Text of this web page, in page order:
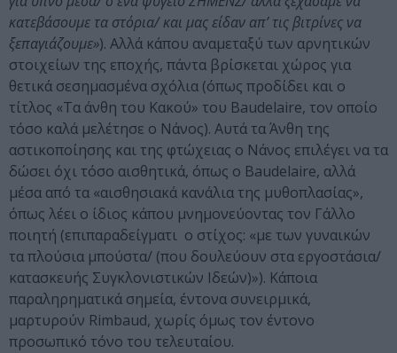
κατεβάσουμε τα στόρια/ και μας είδαν απ’ τις βιτρίνες να
ξεπαγιάζουμε»). Αλλά κάπου αναμεταξύ των αρνητικών
στοιχείων της εποχής, πάντα βρίσκεται χώρος για
θετικά σεσημασμένα σχόλια (όπως προδίδει και ο
τίτλος «Τα άνθη του Κακού» του Baudelaire, τον οποίο
τόσο καλά μελέτησε ο Νάνος). Αυτά τα Άνθη της
αστικοποίησης και της φτώχειας ο Νάνος επιλέγει να τα
δώσει όχι τόσο αισθητικά, όπως ο Baudelaire, αλλά
μέσα από τα «αισθησιακά κανάλια της μυθοπλασίας»,
όπως λέει ο ίδιος κάπου μνημονεύοντας τον Γάλλο
ποιητή (επιπαραδείγματι ο στίχος: «με των γυναικών
τα πλούσια μπούστα/ (που δουλεύουν στα εργοστάσια/
κατασκευής Συγκλονιστικών Ιδεών)»). Κάποια
παραληρηματικά σημεία, έντονα συνειρμικά,
μαρτυρούν Rimbaud, χωρίς όμως τον έντονο
προσωπικό τόνο του τελευταίου.